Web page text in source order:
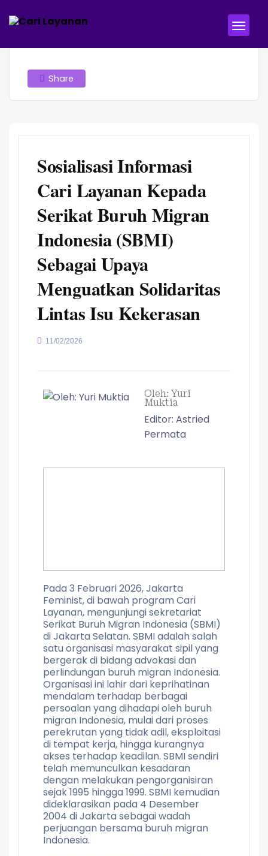
Share
Sosialisasi Informasi
Cari Layanan Kepada
Serikat Buruh Migran
Indonesia (SBMI)
Sebagai Upaya
Menguatkan Solidaritas
Lintas Isu Kekerasan
11/02/2026
Oleh: Yuri
Muktia
Editor: Astried
Permata
Pada 3 Februari 2026, Jakarta
Feminist, di bawah program Cari
Layanan, mengunjungi sekretariat
Serikat Buruh Migran Indonesia (SBMI)
di Jakarta Selatan. SBMI adalah salah
satu organisasi masyarakat sipil yang
bergerak di bidang advokasi dan
perlindungan buruh migran Indonesia.
Organisasi ini lahir dari keprihatinan
mendalam terhadap berbagai
persoalan yang dihadapi oleh buruh
migran Indonesia, mulai dari proses
perekrutan yang tidak adil, eksploitasi
di tempat kerja, hingga kurangnya
akses terhadap keadilan. SBMI sendiri
telah memunculkan kesadaran
dengan melakukan pengorganisiran
sejak 1995 hingga 1999. SBMI kemudian
dideklarasikan pada 4 Desember
2004 di Jakarta sebagai wadah
perjuangan bersama buruh migran
Indonesia.